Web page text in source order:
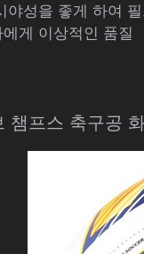
야성을 좋게 하여
게 이상적인 품질
챔프스 축구공